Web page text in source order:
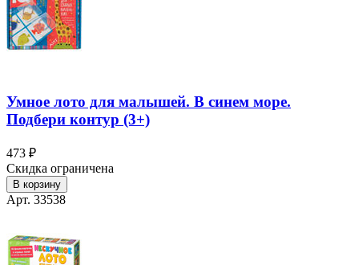
Умное лото для малышей. В синем море.
Подбери контур (3+)
473 ₽
Скидка ограничена
В корзину
Арт. 33538